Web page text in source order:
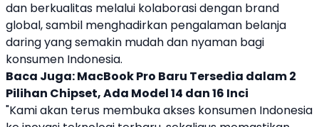
dan berkualitas melalui kolaborasi dengan brand
global, sambil menghadirkan pengalaman belanja
daring yang semakin mudah dan nyaman bagi
konsumen Indonesia.
Baca Juga:MacBook Pro Baru Tersedia dalam 2
Pilihan Chipset, Ada Model 14 dan 16 Inci
"Kami akan terus membuka akses konsumen Indonesia